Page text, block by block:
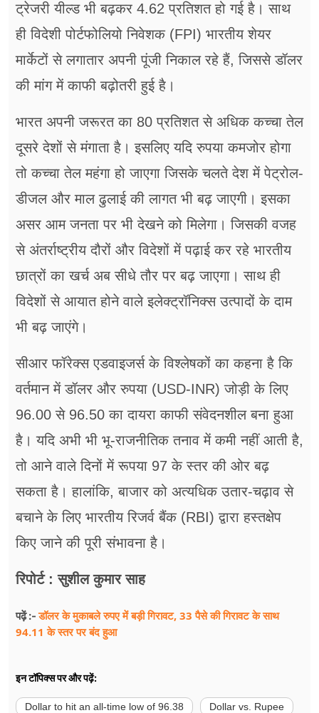
ट्रेजरी यील्ड भी बढ़कर 4.62 प्रतिशत हो गई है। साथ
ही विदेशी पोर्टफोलियो निवेशक (FPI) भारतीय शेयर
मार्केटों से लगातार अपनी पूंजी निकाल रहे हैं, जिससे डॉलर
की मांग में काफी बढ़ोतरी हुई है।
भारत अपनी जरूरत का 80 प्रतिशत से अधिक कच्चा तेल
दूसरे देशों से मंगाता है। इसलिए यदि रुपया कमजोर होगा
तो कच्चा तेल महंगा हो जाएगा जिसके चलते देश में पेट्रोल-
डीजल और माल ढुलाई की लागत भी बढ़ जाएगी। इसका
असर आम जनता पर भी देखने को मिलेगा। जिसकी वजह
से अंतर्राष्ट्रीय दौरों और विदेशों में पढ़ाई कर रहे भारतीय
छात्रों का खर्च अब सीधे तौर पर बढ़ जाएगा। साथ ही
विदेशों से आयात होने वाले इलेक्ट्रॉनिक्स उत्पादों के दाम
भी बढ़ जाएंगे।
सीआर फॉरेक्स एडवाइजर्स के विश्लेषकों का कहना है कि
वर्तमान में डॉलर और रुपया (USD-INR) जोड़ी के लिए
96.00 से 96.50 का दायरा काफी संवेदनशील बना हुआ
है। यदि अभी भी भू-राजनीतिक तनाव में कमी नहीं आती है,
तो आने वाले दिनों में रूपया 97 के स्तर की ओर बढ़
सकता है। हालांकि, बाजार को अत्यधिक उतार-चढ़ाव से
बचाने के लिए भारतीय रिजर्व बैंक (RBI) द्वारा हस्तक्षेप
किए जाने की पूरी संभावना है।
रिपोर्ट : सुशील कुमार साह
पढ़ें :-डॉलर के मुकाबले रुपए में बड़ी गिरावट, 33 पैसे की गिरावट के साथ
94.11 के स्तर पर बंद हुआ
इन टॉपिक्स पर और पढ़ें:
Dollar to hit an all-time low of 96.38 Dollar vs. Rupee